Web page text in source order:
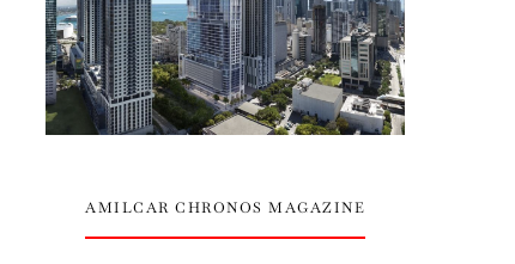
AMILCAR CHRONOS MAGAZINE